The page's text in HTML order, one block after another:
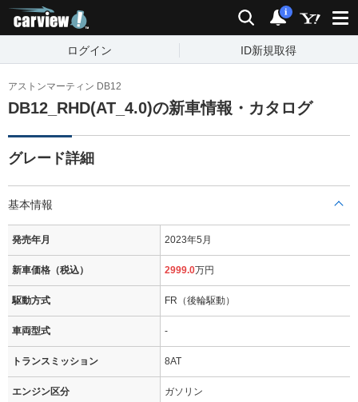
検索 通知
i
ログイン ID新規取得
アストンマーティン DB12
DB12_RHD(AT_4.0)の新車情報・カタログ
グレード詳細
基本情報
発売年月 2023年5月
新車価格（税込） 2999.0万円
駆動方式 FR（後輪駆動）
車両型式 -
トランスミッション 8AT
エンジン区分 ガソリン